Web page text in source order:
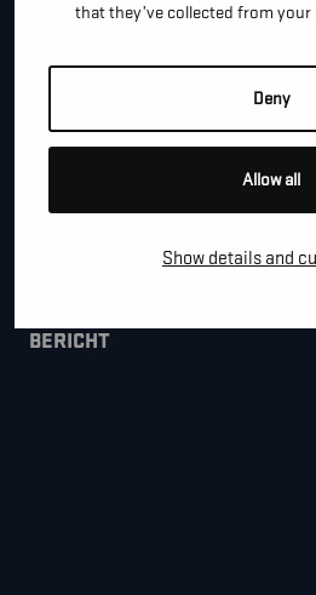
that they’ve collected from
Deny
Allow all
Show details and
E-MAIL *
BEDRIJFSNAAM
BERICHT